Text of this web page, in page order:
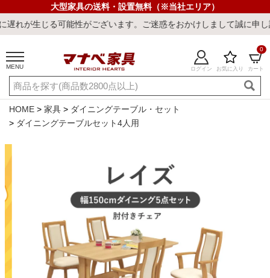
大型家具の送料・設置無料（※当社エリア）
能性がございます。ご迷惑をおかけしまして誠に申し訳ございませ
MENU ログイン お気に入り カート
0
ご利用ガイド 新規会員登録
店舗一覧 閲覧履歴
よくある質問
最短発送 冷感ラグ 冷感寝具 ワークデスク ウィルトンラ
HOME 家具
ダイニングテーブル・セット
ダイニングテーブルセット4人用